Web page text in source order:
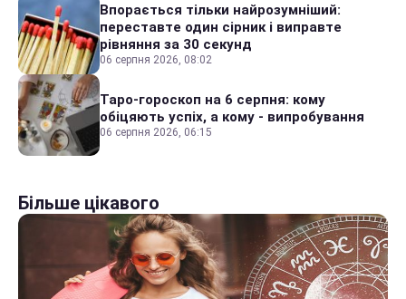
Впорається тільки найрозумніший:
переставте один сірник і виправте
рівняння за 30 секунд
06 серпня 2026, 08:02
Таро-гороскоп на 6 серпня: кому
обіцяють успіх, а кому - випробування
06 серпня 2026, 06:15
Більше цікавого